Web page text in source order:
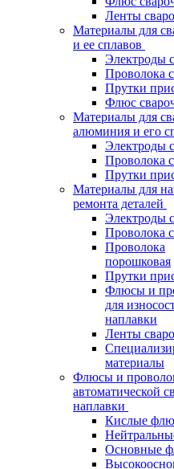
Ленты
Материалы для
и ее сплавов
Электроды
Проволока
Прутки
Флюс
Материалы для
алюминия и его
Электроды
Проволока
Прутки
Материалы для
ремонта деталей
Электроды
Проволока
Проволока
порошковая
Прутки
Флюсы и
для
наплавки
Ленты
материалы
Флюсы и
автоматической
наплавки
Кислые
Основные